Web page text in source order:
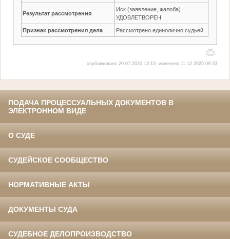
Результат рассмотрения
Иск (заявление, жалоба)
УДОВЛЕТВОРЕН
Признак рассмотрения дела Рассмотрено единолично судьей
опубликовано 29.07.2020 13:10, изменено 11.12.2025 09:33
ПОДАЧА ПРОЦЕССУАЛЬНЫХ ДОКУМЕНТОВ В
ЭЛЕКТРОННОМ ВИДЕ
О СУДЕ
СУДЕЙСКОЕ СООБЩЕСТВО
НОРМАТИВНЫЕ АКТЫ
ДОКУМЕНТЫ СУДА
СУДЕБНОЕ ДЕЛОПРОИЗВОДСТВО